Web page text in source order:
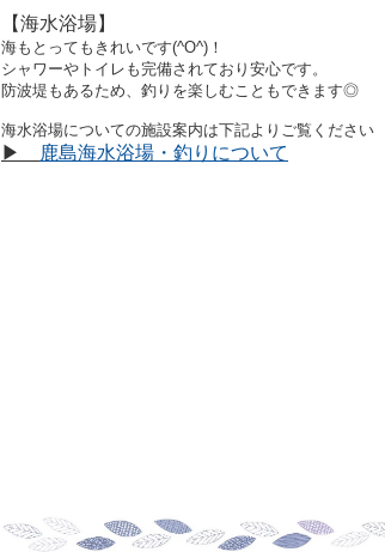
【海水浴場】
海もとってもきれいです(^O^)！
シャワーやトイレも完備されており安心です。
防波堤もあるため、釣りを楽しむこともできます◎
海水浴場についての施設案内は下記よりご覧ください
▶ 鹿島海水浴場・釣りについて